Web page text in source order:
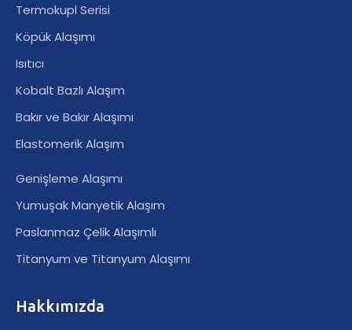
Termokupl Serisi
Köpük Alaşımı
Isıtıcı
Kobalt Bazlı Alaşım
Bakır ve Bakır Alaşımı
Elastomerik Alaşım
Genişleme Alaşımı
Yumuşak Manyetik Alaşım
Paslanmaz Çelik Alaşımlı
Titanyum ve Titanyum Alaşımı
Hakkımızda